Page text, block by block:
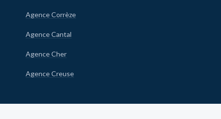
Agence Corrèze
Agence Cantal
Agence Cher
Agence Creuse